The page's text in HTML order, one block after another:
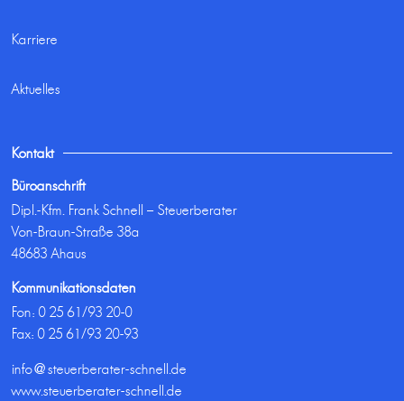
Karriere
Aktuelles
Kontakt
Büroanschrift
Dipl.-Kfm. Frank Schnell – Steuerberater
Von-Braun-Straße 38a
48683 Ahaus
Kommunikationsdaten
Fon:0 25 61/93 20-0
Fax: 0 25 61/93 20-93
info@steuerberater-schnell.de
www.steuerberater-schnell.de